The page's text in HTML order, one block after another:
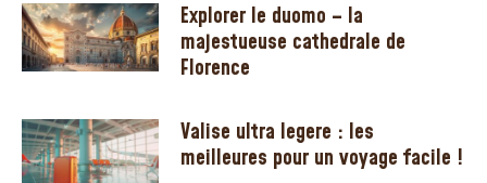
Explorer le duomo – la
majestueuse cathedrale de
Florence
Valise ultra legere : les
meilleures pour un voyage facile !